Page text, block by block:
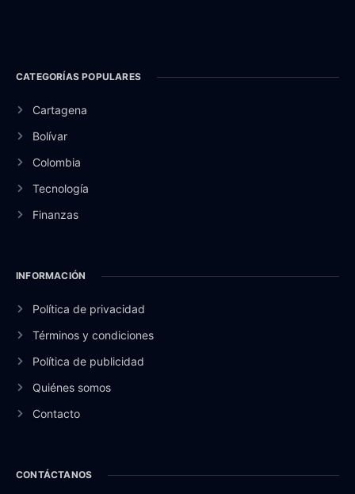
CATEGORÍAS POPULARES
Cartagena
Bolívar
Colombia
Tecnología
Finanzas
INFORMACIÓN
Política de privacidad
Términos y condiciones
Política de publicidad
Quiénes somos
Contacto
CONTÁCTANOS